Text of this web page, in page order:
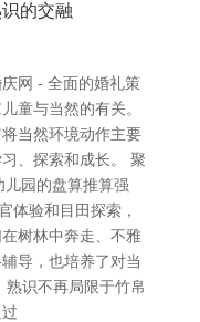
的交融
网 - 全面的婚礼策
童与当然的有关。
当然环境动作主要
、探索和成长。 聚
园的盘算推算强
体验和目田探索，
树林中奔走、不雅
导，也培养了对当
识不再局限于竹帛